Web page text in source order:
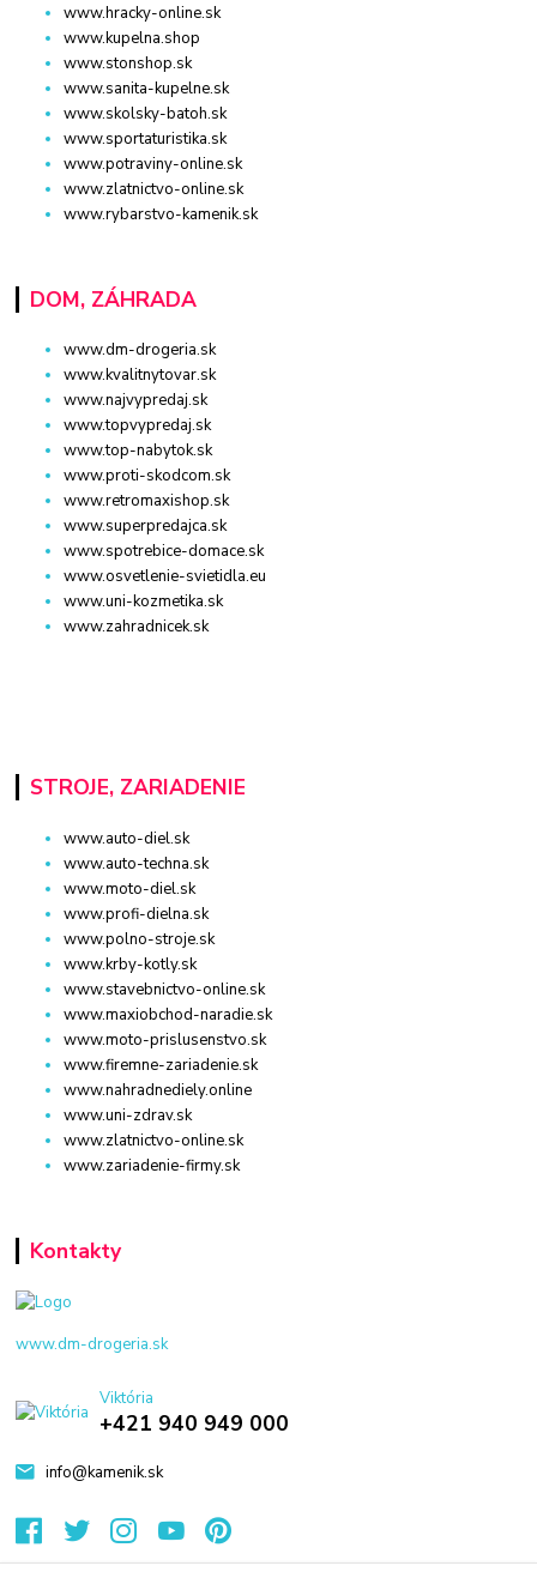
www.hracky-online.sk
www.kupelna.shop
www.stonshop.sk
www.sanita-kupelne.sk
www.skolsky-batoh.sk
www.sportaturistika.sk
www.potraviny-online.sk
www.zlatnictvo-online.sk
www.rybarstvo-kamenik.sk
DOM, ZÁHRADA
www.dm-drogeria.sk
www.kvalitnytovar.sk
www.najvypredaj.sk
www.topvypredaj.sk
www.top-nabytok.sk
www.proti-skodcom.sk
www.retromaxishop.sk
www.superpredajca.sk
www.spotrebice-domace.sk
www.osvetlenie-svietidla.eu
www.uni-kozmetika.sk
www.zahradnicek.sk
STROJE, ZARIADENIE
www.auto-diel.sk
www.auto-techna.sk
www.moto-diel.sk
www.profi-dielna.sk
www.polno-stroje.sk
www.krby-kotly.sk
www.stavebnictvo-online.sk
www.maxiobchod-naradie.sk
www.moto-prislusenstvo.sk
www.firemne-zariadenie.sk
www.nahradnediely.online
www.uni-zdrav.sk
www.zlatnictvo-online.sk
www.zariadenie-firmy.sk
Kontakty
www.dm-drogeria.sk
Viktória
+421 940 949 000
info@kamenik.sk